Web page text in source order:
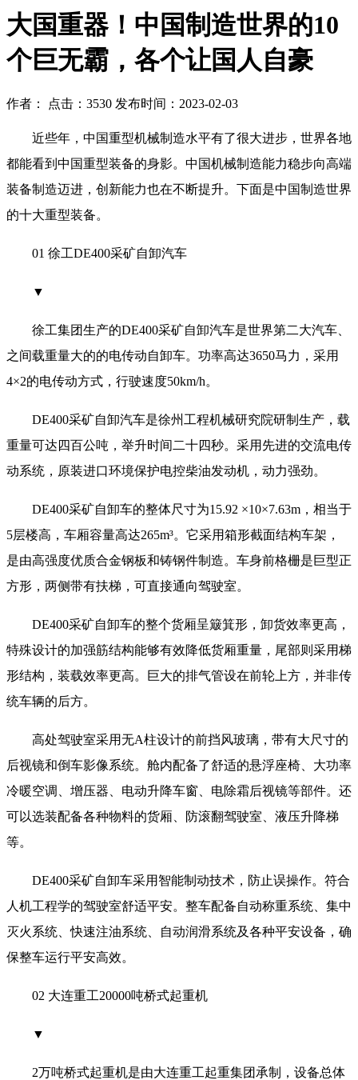
大国重器！中国制造世界的10
个巨无霸，各个让国人自豪
作者： 点击：3530 发布时间：2023-02-03
近些年，中国重型机械制造水平有了很大进步，世界各地
都能看到中国重型装备的身影。中国机械制造能力稳步向高端
装备制造迈进，创新能力也在不断提升。下面是中国制造世界
的十大重型装备。
01 徐工DE400采矿自卸汽车
▼
徐工集团生产的DE400采矿自卸汽车是世界第二大汽车、
之间载重量大的的电传动自卸车。功率高达3650马力，采用
4×2的电传动方式，行驶速度50km/h。
DE400采矿自卸汽车是徐州工程机械研究院研制生产，载
重量可达四百公吨，举升时间二十四秒。采用先进的交流电传
动系统，原装进口环境保护电控柴油发动机，动力强劲。
DE400采矿自卸车的整体尺寸为15.92 ×10×7.63m，相当于
5层楼高，车厢容量高达265m³。它采用箱形截面结构车架，
是由高强度优质合金钢板和铸钢件制造。车身前格栅是巨型正
方形，两侧带有扶梯，可直接通向驾驶室。
DE400采矿自卸车的整个货厢呈簸箕形，卸货效率更高，
特殊设计的加强筋结构能够有效降低货厢重量，尾部则采用梯
形结构，装载效率更高。巨大的排气管设在前轮上方，并非传
统车辆的后方。
高处驾驶室采用无A柱设计的前挡风玻璃，带有大尺寸的
后视镜和倒车影像系统。舱内配备了舒适的悬浮座椅、大功率
冷暖空调、增压器、电动升降车窗、电除霜后视镜等部件。还
可以选装配备各种物料的货厢、防滚翻驾驶室、液压升降梯
等。
DE400采矿自卸车采用智能制动技术，防止误操作。符合
人机工程学的驾驶室舒适平安。整车配备自动称重系统、集中
灭火系统、快速注油系统、自动润滑系统及各种平安设备，确
保整车运行平安高效。
02 大连重工20000吨桥式起重机
▼
2万吨桥式起重机是由大连重工起重集团承制，设备总体